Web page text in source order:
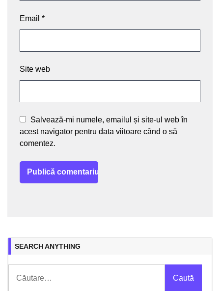
Email *
Site web
Salvează-mi numele, emailul și site-ul web în
acest navigator pentru data viitoare când o să
comentez.
SEARCH ANYTHING
după: